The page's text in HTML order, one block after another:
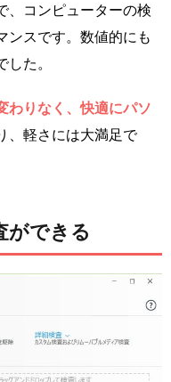
、コンピューターの検
ンスです。数値的にも
た。
わりなく、快適にパソ
、軽さには大満足で
ができる